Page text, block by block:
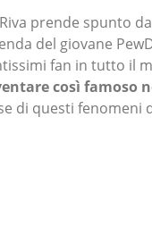
prende spunto
del giovane
fan in tutto il
così famoso
di questi fenomeni